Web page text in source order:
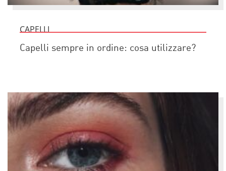
CAPELLI
Capelli sempre in ordine: cosa utilizzare?